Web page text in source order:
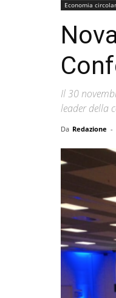
Economia
Il 30
leader della
Da Redazione -